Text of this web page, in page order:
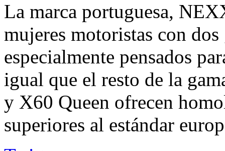
La marca portuguesa,
mujeres motoristas con
especialmente pensados
igual que el resto de la
y X60 Queen ofrecen
superiores al estándar